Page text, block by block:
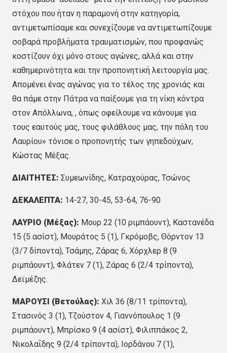
στόχου που ήταν η παραμονή στην κατηγορία,
αντιμετωπίσαμε και συνεχίζουμε να αντιμετωπίζουμε
σοβαρά προβλήματα τραυματισμών, που προφανώς
κοστίζουν όχι μόνο στους αγώνες, αλλά και στην
καθημερινότητα και την προπονητική λειτουργία μας.
Απομένει ένας αγώνας για το τέλος της χρονιάς και
θα πάμε στην Πάτρα να παίξουμε για τη νίκη κόντρα
στον Απόλλωνα, , όπως οφείλουμε να κάνουμε για
τους εαυτούς μας, τους φιλάθλους μας, την πόλη του
Λαυρίου» τόνισε ο προπονητής των γηπεδούχων,
Κώστας Μέξας.
ΔΙΑΙΤΗΤΕΣ: Συμεωνίδης, Κατραχούρας, Τσώνος
ΔΕΚΑΛΕΠΤΑ: 14-27, 30-45, 53-64, 76-90
ΛΑΥΡΙΟ (Μέξας): Μουρ 22 (10 ριμπάουντ), Καστανέδα
15 (5 ασίστ), Μουράτος 5 (1), Γκρόμοβς, Θόρντον 13
(3/7 δίποντα), Τσάμης, Ζάρας 6, Χόρχλερ 8 (9
ριμπάουντ), Φλάτεν 7 (1), Ζάρας 6 (2/4 τρίποντα),
Δεϊμέζης.
ΜΑΡΟΥΣΙ (Βετούλας): Χιλ 36 (8/11 τρίποντα),
Στασινός 3 (1), Τζούστον 4, Γιαννόπουλος 1 (9
ριμπάουντ), Μπρίσκο 9 (4 ασίστ), Φιλιππάκος 2,
Νικολαΐδης 9 (2/4 τρίποντα), Ιορδάνου 7 (1),